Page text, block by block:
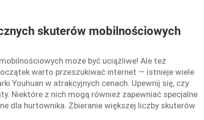
skuterów mobilnościowych
może być uciążliwe! Ale też
warto przeszukiwać internet — istnieje wiele
Youhuan w atrakcyjnych cenach. Upewnij się, czy
Niektóre z nich mogą również zapewniać specjalne
dla hurtownika. Zbieranie większej liczby skuterów